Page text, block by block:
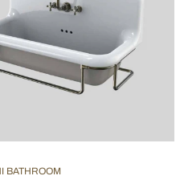
BATHROOM